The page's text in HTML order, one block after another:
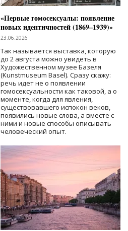
«Первые гомосексуалы: появление
новых идентичностей (1869–1939)»
23.06.2026
Так называется выставка, которую
до 2 августа можно увидеть в
Художественном музее Базеля
(Kunstmuseum Basel). Сразу скажу:
речь идет не о появлении
гомосексуальности как таковой, а о
моменте, когда для явления,
существовавшего испокон веков,
появились новые слова, а вместе с
ними и новые способы описывать
человеческий опыт.